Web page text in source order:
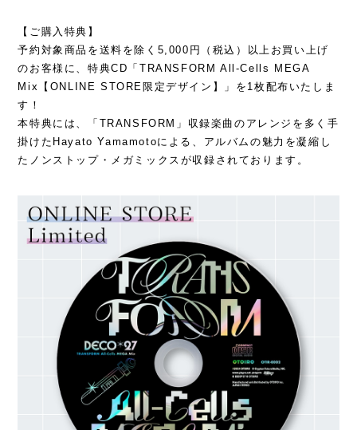
【ご購入特典】
予約対象商品を送料を除く5,000円（税込）以上お買い上げ
のお客様に、特典CD「TRANSFORM All-Cells MEGA
Mix【ONLINE STORE限定デザイン】」を1枚配布いたしま
す！
本特典には、「TRANSFORM」収録楽曲のアレンジを多く手
掛けたHayato Yamamotoによる、アルバムの魅力を凝縮し
たノンストップ・メガミックスが収録されております。